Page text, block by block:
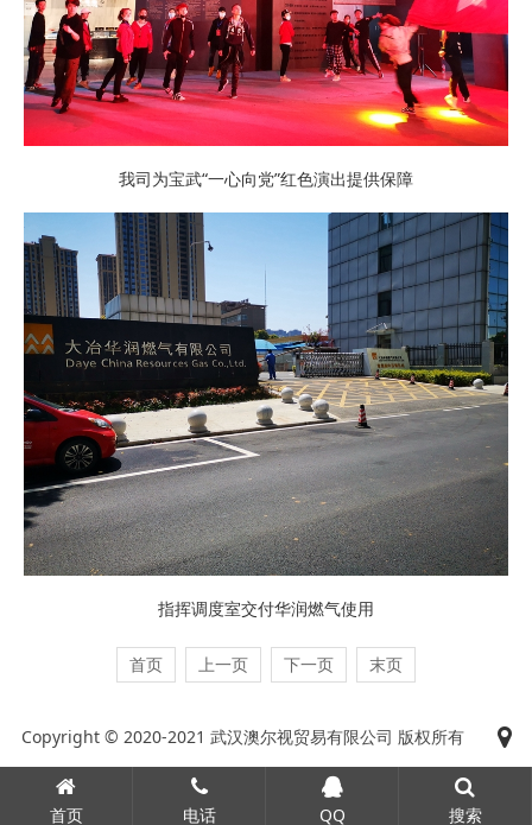
我司为宝武“一心向党”红色演出提供保障
指挥调度室交付华润燃气使用
首页 上一页 下一页 末页
Copyright © 2020-2021 武汉澳尔视贸易有限公司 版权所有
首页 电话 QQ 搜索